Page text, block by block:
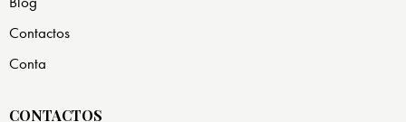
Contactos
Conta
CONTACTOS